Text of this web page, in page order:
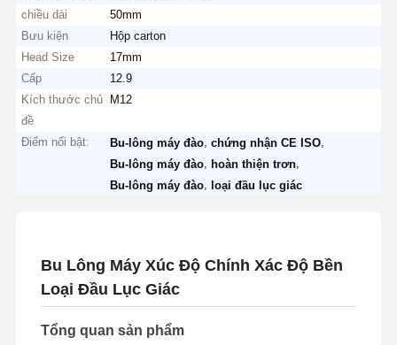
chiều dài
50mm
Bưu kiện
Hộp carton
Head Size
17mm
Cấp
12.9
Kích thước chủ
đề
M12
Điểm nổi bật: Bu-lông máy đào ,chứng nhận CE ISO
Bu-lông máy đào
hoàn thiện trơn
Bu-lông máy đào
loại đầu lục giác
Bu Lông Máy Xúc Độ Chính Xác Độ Bền
Loại Đầu Lục Giác
Tổng quan sản phẩm